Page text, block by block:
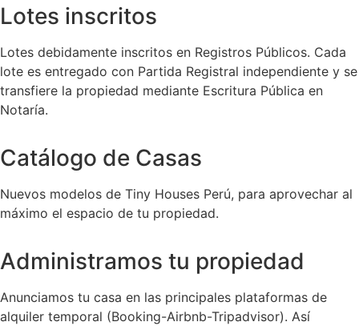
Lotes inscritos
Lotes debidamente inscritos en Registros Públicos. Cada
lote es entregado con Partida Registral independiente y se
transfiere la propiedad mediante Escritura Pública en
Notaría.
Catálogo de Casas
Nuevos modelos de Tiny Houses Perú, para aprovechar al
máximo el espacio de tu propiedad.
Administramos tu propiedad
Anunciamos tu casa en las principales plataformas de
alquiler temporal (Booking-Airbnb-Tripadvisor). Así